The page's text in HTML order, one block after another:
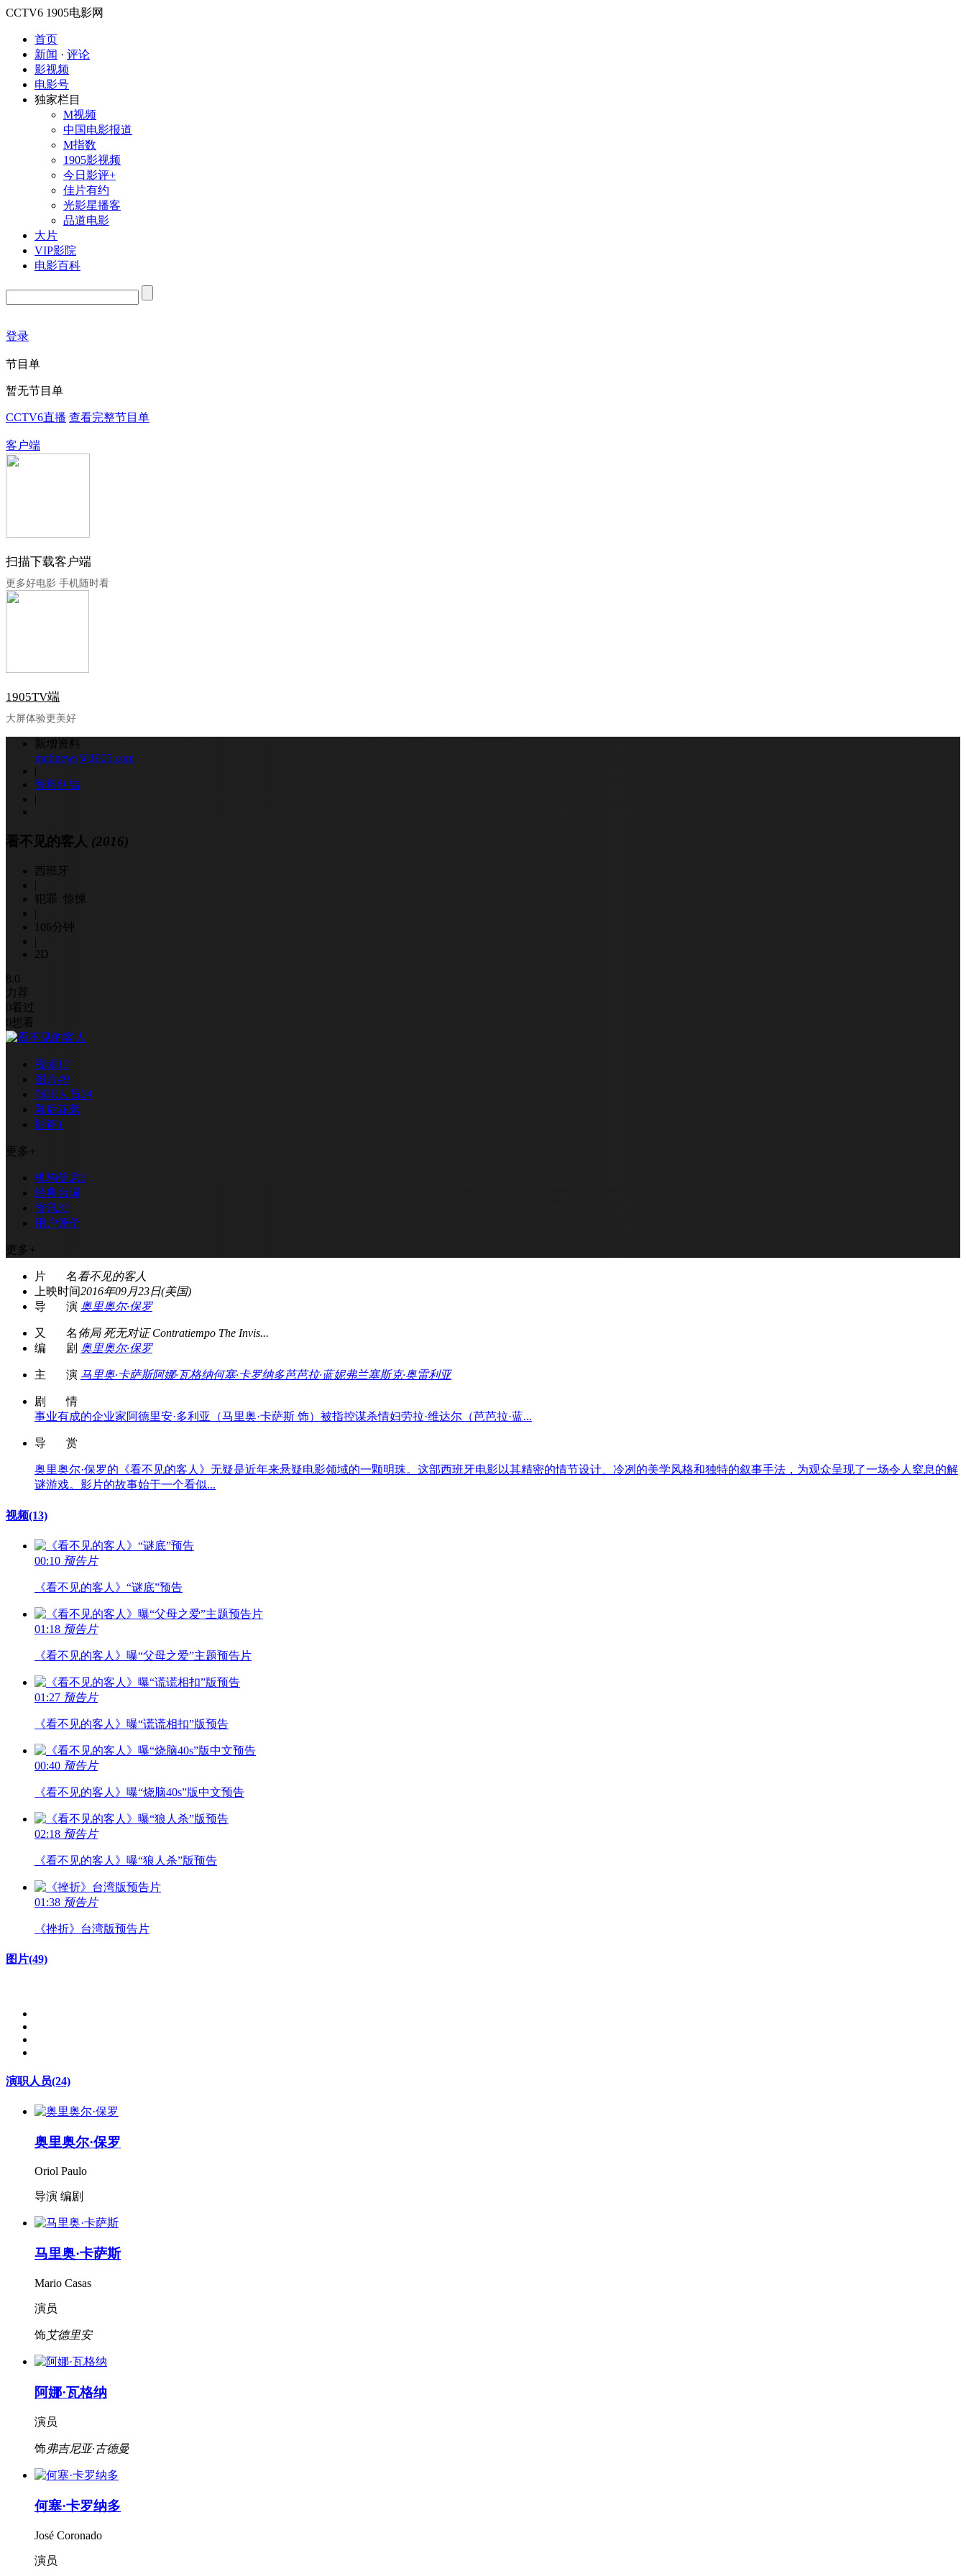
CCTV6 1905电影网
首页
新闻 · 评论
影视频
电影号
独家栏目
M视频
中国电影报道
M指数
1905影视频
今日影评+
佳片有约
光影星播客
品道电影
大片
VIP影院
电影百科
登录
节目单
暂无节目单
CCTV6直播 查看完整节目单
客户端
扫描下载客户端
更多好电影 手机随时看
1905TV端
大屏体验更美好
新增资料
mdbnews@1905.com
|
资料纠错
|
看不见的客人 (2016)
西班牙
|
犯罪 惊悚
|
106分钟
|
2D
8.0
力荐
0看过
0想看
视频13
图片49
演职人员24
幕后花絮
影评1
更多 +
机构信息6
经典台词
资讯33
用户评价
更多 +
片 名看不见的客人
上映时间2016年09月23日(美国)
导 演 奥里奥尔·保罗
又 名佈局 死无对证 Contratiempo The Invis...
编 剧 奥里奥尔·保罗
主 演 马里奥·卡萨斯阿娜·瓦格纳何塞·卡罗纳多芭芭拉·蓝妮弗兰塞斯克·奥雷利亚
剧 情
事业有成的企业家阿德里安·多利亚（马里奥·卡萨斯 饰）被指控谋杀情妇劳拉·维达尔（芭芭拉·蓝...
导 赏
奥里奥尔·保罗的《看不见的客人》无疑是近年来悬疑电影领域的一颗明珠。这部西班牙电影以其精密的情节设计、冷冽的美学风格和独特的叙事手法，为观众呈现了一场令人窒息的解
谜游戏。影片的故事始于一个看似...
视频(13)
00:10 预告片
《看不见的客人》“谜底”预告
01:18 预告片
《看不见的客人》曝“父母之爱”主题预告片
01:27 预告片
《看不见的客人》曝“谎谎相扣”版预告
00:40 预告片
《看不见的客人》曝“烧脑40s”版中文预告
02:18 预告片
《看不见的客人》曝“狼人杀”版预告
01:38 预告片
《挫折》台湾版预告片
图片(49)
演职人员(24)
奥里奥尔·保罗
Oriol Paulo
导演 编剧
马里奥·卡萨斯
Mario Casas
演员
饰艾德里安
阿娜·瓦格纳
演员
饰弗吉尼亚·古德曼
何塞·卡罗纳多
José Coronado
演员